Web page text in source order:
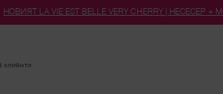
НОВИЯТ LA VIE EST BELLE VERY CHERRY | НЕСЕСЕР
клиенти